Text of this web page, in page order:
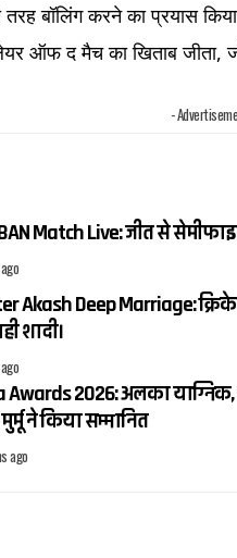
तरह बॉलिंग करने का प्रयास
ऑफ द मैच का खिताब जीता,
-
Match Live: जीत से
Akash Deep Marriage:
शादी।
2026: अलका याग्निक,
मुर्मू ने किया सम्मानित
ago